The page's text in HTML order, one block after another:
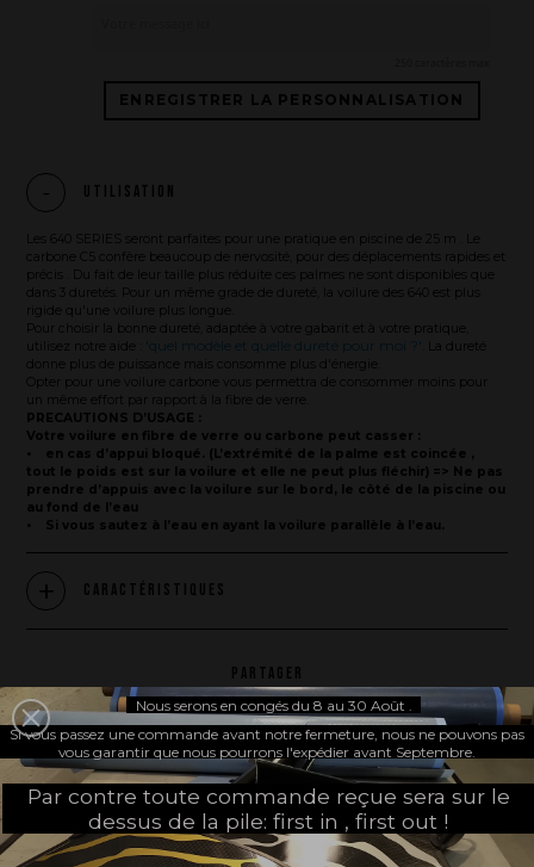
La marque
Ce que nous voulons faire
Comment nous voulons le faire
Comment nous innovons
Une histoire d'innovations - Saison 1 : Genesis
Une histoire d'innovations - Saison 2 : PUSH YOUR LIMITS
Une histoire d'innovations - Saison 3 : Une histoire sans fin
ENREGISTRER LA PERSONNALISATION
Utilisation
Les 640 SERIES seront parfaites pour une pratique en piscine de 25 m . Le
carbone C5 confère beaucoup de nervosité, pour des déplacements rapides et
précis . Du fait de leur taille plus réduite ces palmes ne sont disponibles que
dans 3 duretés. Pour un même grade de dureté, la voilure des 640 est plus
rigide qu'une voilure plus longue.
Pour choisir la bonne dureté, adaptée à votre gabarit et à votre pratique,
utilisez notre aide :
'quel modèle et quelle dureté pour moi ?'
. La dureté
donne plus de puissance mais consomme plus d'énergie.
Opter pour une voilure carbone vous permettra de consommer moins pour
un même effort par rapport à la fibre de verre.
PRECAUTIONS D’USAGE :
Votre voilure en fibre de verre ou carbone peut casser :
• en cas d’appui bloqué. (L’extrémité de la palme est coincée ,
tout le poids est sur la voilure et elle ne peut plus fléchir) => Ne pas
prendre d’appuis avec la voilure sur le bord, le côté de la piscine ou
au fond de l’eau
• Si vous sautez à l’eau en ayant la voilure parallèle à l’eau.
Caractéristiques
PARTAGER
FABRIQUÉ EN FRANCE
Nous serons en congés du 8 au 30 Août .
Si vous passez une commande avant notre fermeture, nous ne pouvons pas
vous garantir que nous pourrons l'expédier avant Septembre.
Par contre toute commande reçue sera sur le
dessus de la pile: first in , first out !